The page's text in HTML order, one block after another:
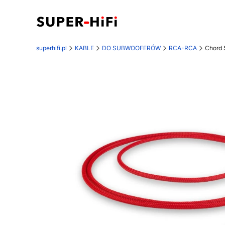
superhifi.pl KABLE DO SUBWOOFERÓW RCA-RCA Chord